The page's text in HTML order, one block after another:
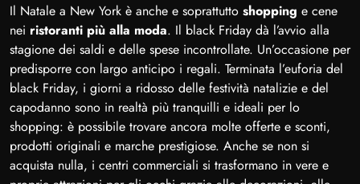
Il Natale a New York è anche e soprattutto shopping e cene
nei ristoranti più alla moda. Il black Friday dà l’avvio alla
stagione dei saldi e delle spese incontrollate. Un’occasione per
predisporre con largo anticipo i regali. Terminata l’euforia del
black Friday, i giorni a ridosso delle festività natalizie e del
capodanno sono in realtà più tranquilli e ideali per lo
shopping: è possibile trovare ancora molte offerte e sconti,
prodotti originali e marche prestigiose. Anche se non si
acquista nulla, i centri commerciali si trasformano in vere e